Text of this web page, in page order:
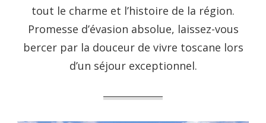
tout le charme et l’histoire de la région.
Promesse d’évasion absolue, laissez-vous
bercer par la douceur de vivre toscane lors
d’un séjour exceptionnel.